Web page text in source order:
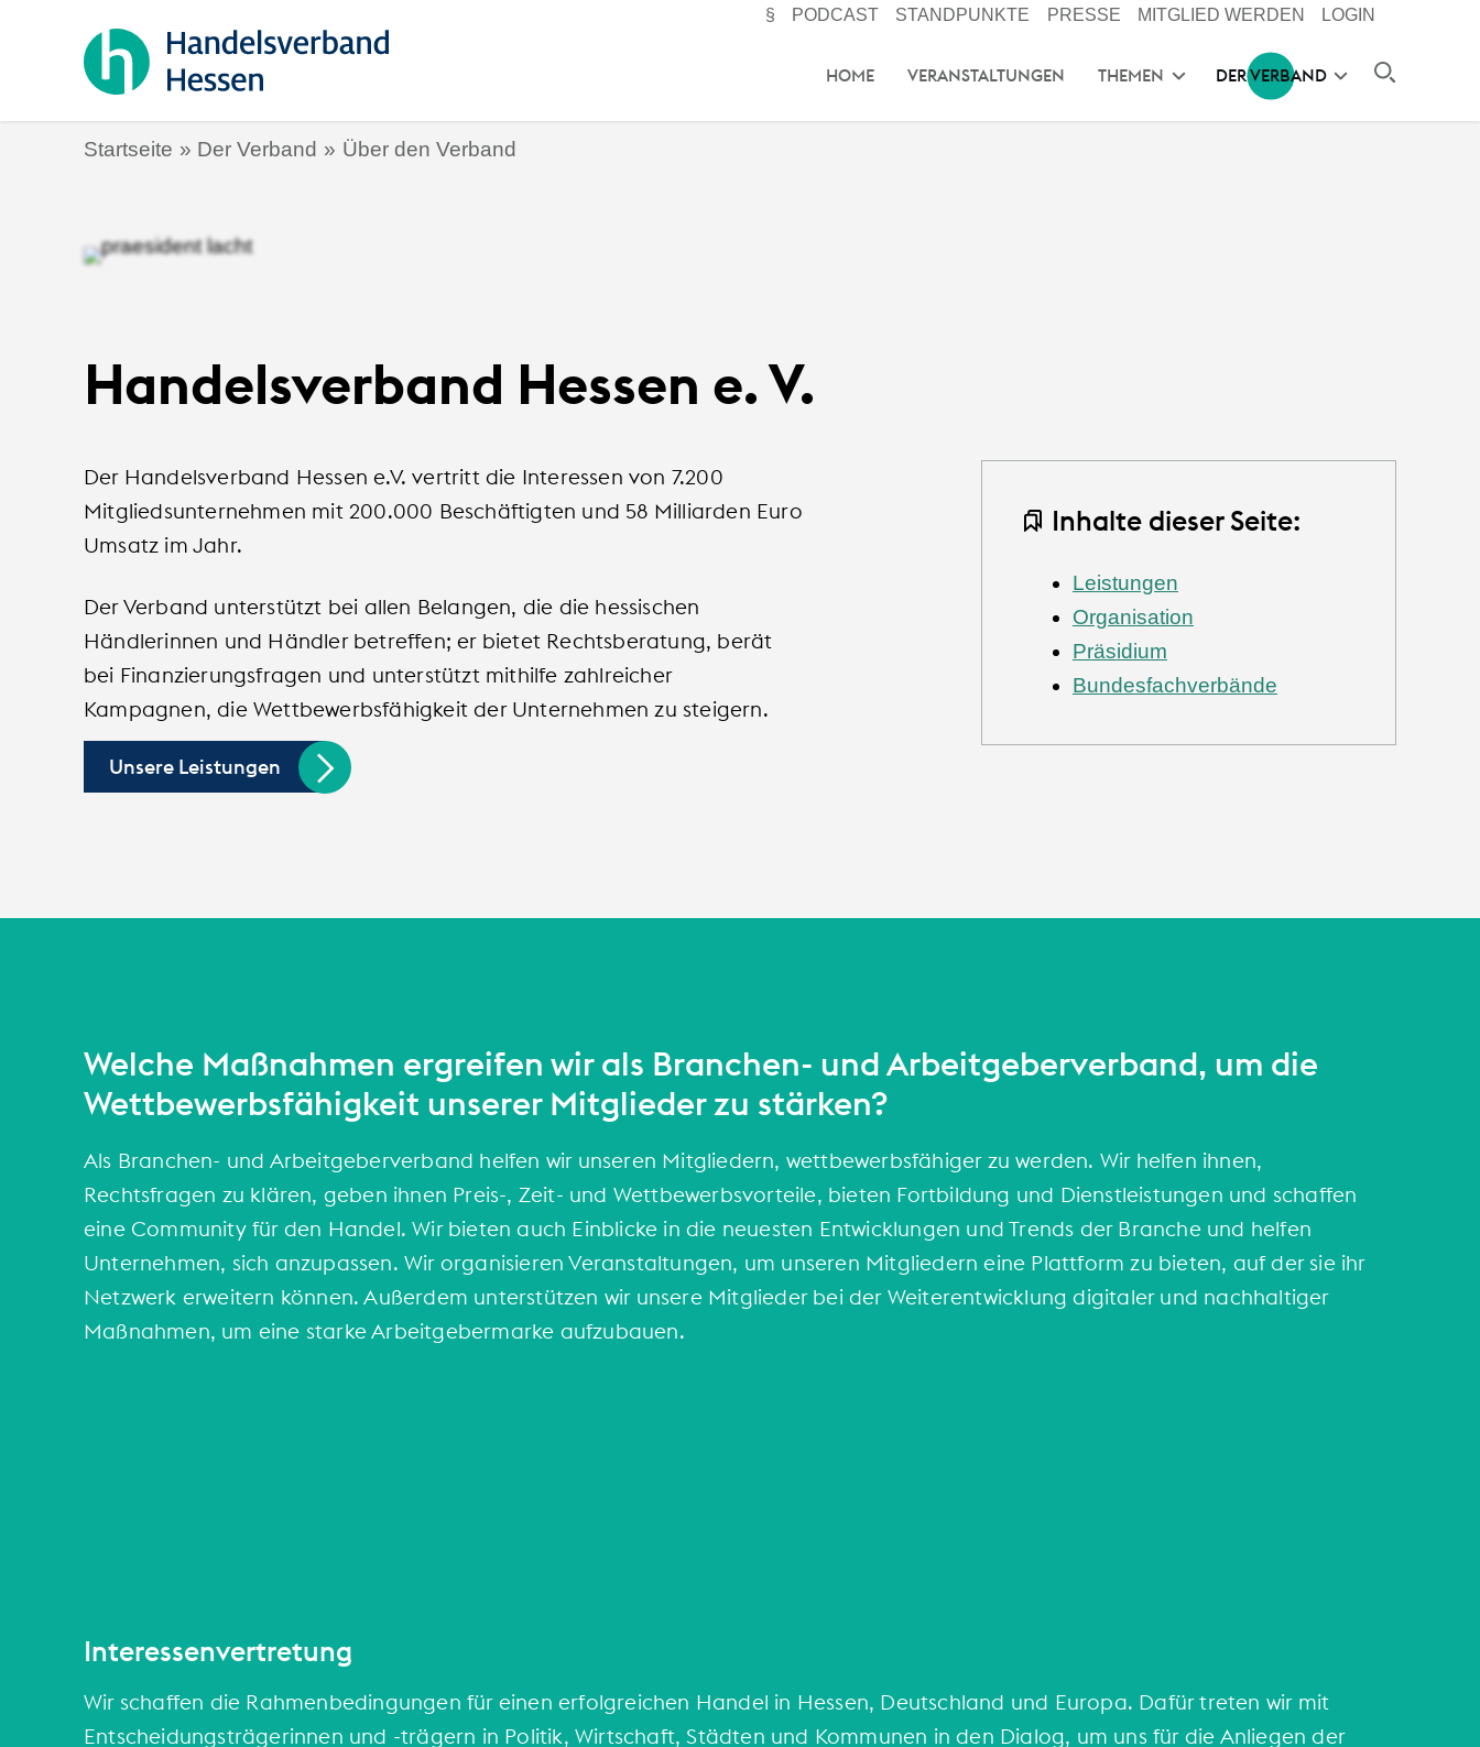
§ PODCAST STANDPUNKTE PRESSE MITGLIED WERDEN LOGIN
HOME VERANSTALTUNGEN THEMEN DER VERBAND
Startseite Der Verband Über den Verband
Handelsverband Hessen e. V.
Der Handelsverband Hessen e.V. vertritt die Interessen von 7.200
Mitgliedsunternehmen mit 200.000 Beschäftigten und 58 Milliarden Euro
Umsatz im Jahr.
Der Verband unterstützt bei allen Belangen, die die hessischen
Händlerinnen und Händler betreffen; er bietet Rechtsberatung, berät
bei Finanzierungsfragen und unterstützt mithilfe zahlreicher
Kampagnen, die Wettbewerbsfähigkeit der Unternehmen zu steigern.
Unsere Leistungen
Inhalte dieser Seite:
Leistungen
Organisation
Präsidium
Bundesfachverbände
Welche Maßnahmen ergreifen wir als Branchen- und Arbeitgeberverband, um die
Wettbewerbsfähigkeit unserer Mitglieder zu stärken?
Als Branchen- und Arbeitgeberverband helfen wir unseren Mitgliedern, wettbewerbsfähiger zu werden. Wir helfen ihnen,
Rechtsfragen zu klären, geben ihnen Preis-, Zeit- und Wettbewerbsvorteile, bieten Fortbildung und Dienstleistungen und schaffen
eine Community für den Handel. Wir bieten auch Einblicke in die neuesten Entwicklungen und Trends der Branche und helfen
Unternehmen, sich anzupassen. Wir organisieren Veranstaltungen, um unseren Mitgliedern eine Plattform zu bieten, auf der sie ihr
Netzwerk erweitern können. Außerdem unterstützen wir unsere Mitglieder bei der Weiterentwicklung digitaler und nachhaltiger
Maßnahmen, um eine starke Arbeitgebermarke aufzubauen.
Interessenvertretung
Wir schaffen die Rahmenbedingungen für einen erfolgreichen Handel in Hessen, Deutschland und Europa. Dafür treten wir mit
Entscheidungsträgerinnen und -trägern in Politik, Wirtschaft, Städten und Kommunen in den Dialog, um uns für die Anliegen der